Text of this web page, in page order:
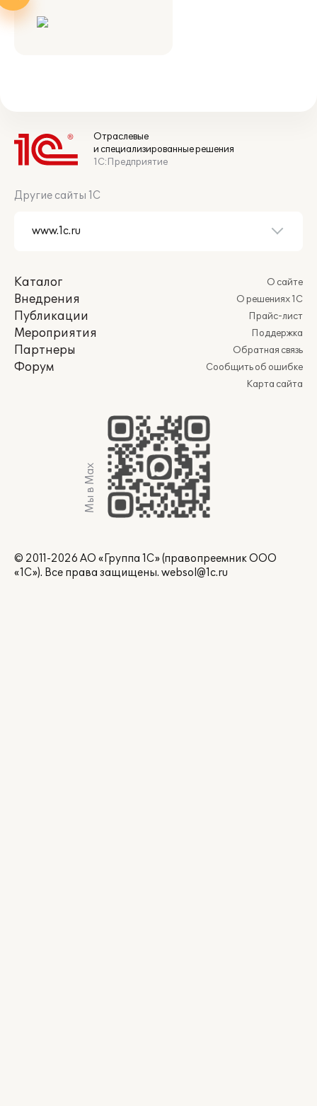
Отраслевые
и специализированные решения
1С:Предприятие
Другие сайты 1С
Каталог
Внедрения
Публикации
Мероприятия
Партнеры
Форум
О сайте
О решениях 1С
Прайс-лист
Поддержка
Обратная связь
Сообщить об ошибке
Карта сайта
Мы в Max
© 2011-2026 АО «Группа 1С» (правопреемник ООО
«1С»). Все права защищены. websol@1c.ru